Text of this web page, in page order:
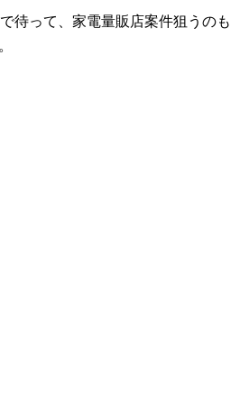
待って、家電量販店案件狙うのも